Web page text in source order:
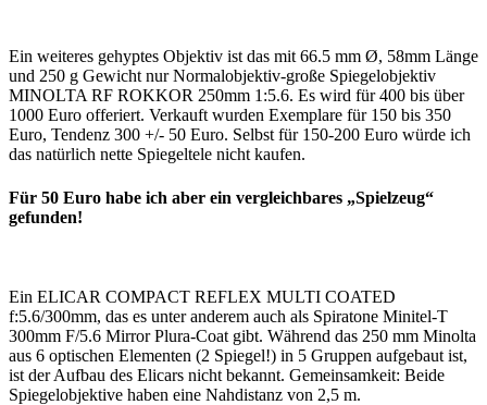
Ein weiteres gehyptes Objektiv ist das mit 66.5 mm Ø, 58mm Länge
und 250 g Gewicht nur Normalobjektiv-große Spiegelobjektiv
MINOLTA RF ROKKOR 250mm 1:5.6. Es wird für 400 bis über
1000 Euro offeriert. Verkauft wurden Exemplare für 150 bis 350
Euro, Tendenz 300 +/- 50 Euro. Selbst für 150-200 Euro würde ich
das natürlich nette Spiegeltele nicht kaufen.
Für 50 Euro habe ich aber ein vergleichbares „Spielzeug“
gefunden!
Ein ELICAR COMPACT REFLEX MULTI COATED
f:5.6/300mm, das es unter anderem auch als Spiratone Minitel-T
300mm F/5.6 Mirror Plura-Coat gibt. Während das 250 mm Minolta
aus 6 optischen Elementen (2 Spiegel!) in 5 Gruppen aufgebaut ist,
ist der Aufbau des Elicars nicht bekannt. Gemeinsamkeit: Beide
Spiegelobjektive haben eine Nahdistanz von 2,5 m.